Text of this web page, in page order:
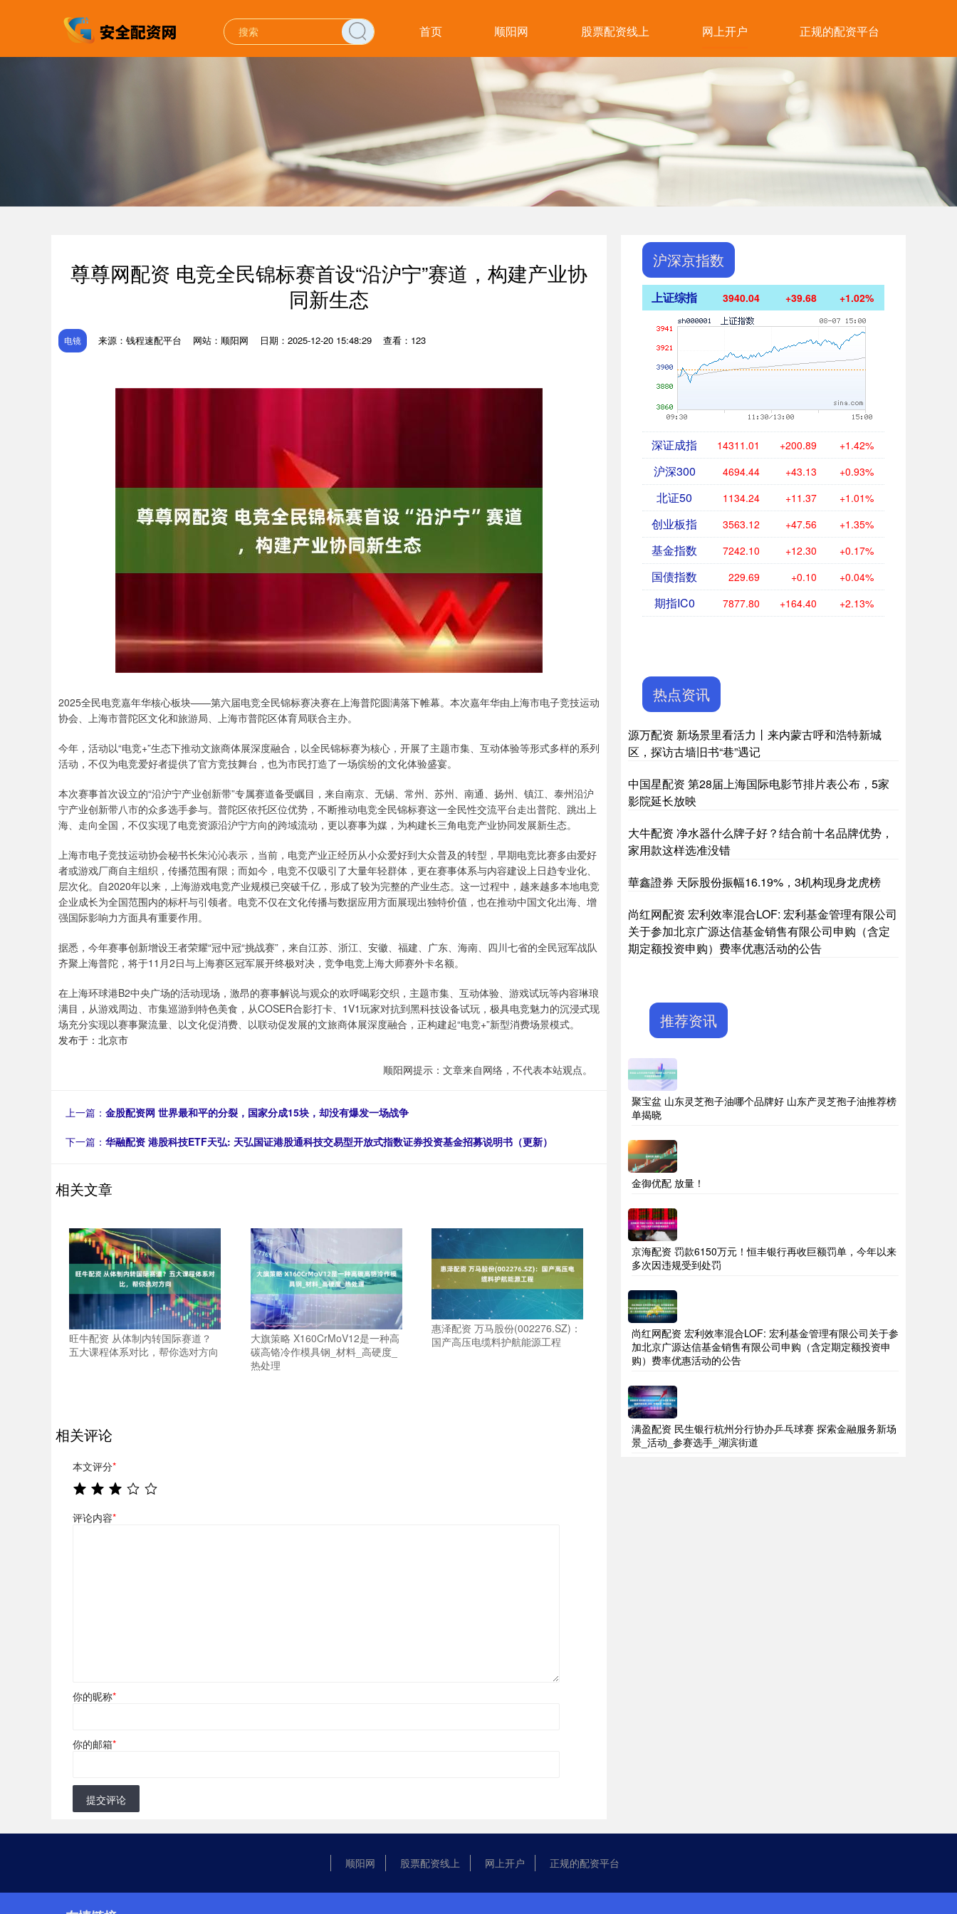
首页 顺阳网 股票配资线上 网上开户 正规的配资平台
尊尊网配资 电竞全民锦标赛首设“沿沪宁”赛道，构建产业协
同新生态
电镜 来源：钱程速配平台 网站：顺阳网 日期：2025-12-20 15:48:29 查看：123
2025全民电竞嘉年华核心板块——第六届电竞全民锦标赛决赛在上海普陀圆满落下帷幕。本次嘉年华由上海市电子竞技运动
协会、上海市普陀区文化和旅游局、上海市普陀区体育局联合主办。
今年，活动以“电竞+”生态下推动文旅商体展深度融合，以全民锦标赛为核心，开展了主题市集、互动体验等形式多样的系列
活动，不仅为电竞爱好者提供了官方竞技舞台，也为市民打造了一场缤纷的文化体验盛宴。
本次赛事首次设立的“沿沪宁产业创新带”专属赛道备受瞩目，来自南京、无锡、常州、苏州、南通、扬州、镇江、泰州沿沪
宁产业创新带八市的众多选手参与。普陀区依托区位优势，不断推动电竞全民锦标赛这一全民性交流平台走出普陀、跳出上
海、走向全国，不仅实现了电竞资源沿沪宁方向的跨域流动，更以赛事为媒，为构建长三角电竞产业协同发展新生态。
上海市电子竞技运动协会秘书长朱沁沁表示，当前，电竞产业正经历从小众爱好到大众普及的转型，早期电竞比赛多由爱好
者或游戏厂商自主组织，传播范围有限；而如今，电竞不仅吸引了大量年轻群体，更在赛事体系与内容建设上日趋专业化、
层次化。自2020年以来，上海游戏电竞产业规模已突破千亿，形成了较为完整的产业生态。这一过程中，越来越多本地电竞
企业成长为全国范围内的标杆与引领者。电竞不仅在文化传播与数据应用方面展现出独特价值，也在推动中国文化出海、增
强国际影响力方面具有重要作用。
据悉，今年赛事创新增设王者荣耀“冠中冠“挑战赛”，来自江苏、浙江、安徽、福建、广东、海南、四川七省的全民冠军战队
齐聚上海普陀，将于11月2日与上海赛区冠军展开终极对决，竞争电竞上海大师赛外卡名额。
在上海环球港B2中央广场的活动现场，激昂的赛事解说与观众的欢呼喝彩交织，主题市集、互动体验、游戏试玩等内容琳琅
满目，从游戏周边、市集巡游到特色美食，从COSER合影打卡、1V1玩家对抗到黑科技设备试玩，极具电竞魅力的沉浸式现
场充分实现以赛事聚流量、以文化促消费、以联动促发展的文旅商体展深度融合，正构建起“电竞+”新型消费场景模式。
发布于：北京市
顺阳网提示：文章来自网络，不代表本站观点。
上一篇： 金股配资网 世界最和平的分裂，国家分成15块，却没有爆发一场战争
下一篇： 华融配资 港股科技ETF天弘: 天弘国证港股通科技交易型开放式指数证券投资基金招募说明书（更新）
相关文章
旺牛配资 从体制内转国际赛道？
五大课程体系对比，帮你选对方向
大旗策略 X160CrMoV12是一种高
碳高铬冷作模具钢_材料_高硬度_
热处理
惠泽配资 万马股份(002276.SZ)：
国产高压电缆料护航能源工程
相关评论
本文评分*
评论内容*
你的昵称*
你的邮箱*
提交评论
沪深京指数
上证综指 3940.04 +39.68 +1.02%
深证成指 14311.01 +200.89 +1.42%
沪深300 4694.44 +43.13 +0.93%
北证50 1134.24 +11.37 +1.01%
创业板指 3563.12 +47.56 +1.35%
基金指数 7242.10 +12.30 +0.17%
国债指数 229.69 +0.10 +0.04%
期指IC0 7877.80 +164.40 +2.13%
热点资讯
源万配资 新场景里看活力丨来内蒙古呼和浩特新城
区，探访古墙旧书“巷”遇记
中国星配资 第28届上海国际电影节排片表公布，5家
影院延长放映
大牛配资 净水器什么牌子好？结合前十名品牌优势，
家用款这样选准没错
華鑫證券 天际股份振幅16.19%，3机构现身龙虎榜
尚红网配资 宏利效率混合LOF: 宏利基金管理有限公司
关于参加北京广源达信基金销售有限公司申购（含定
期定额投资申购）费率优惠活动的公告
推荐资讯
聚宝盆 山东灵芝孢子油哪个品牌好 山东产灵芝孢子油推荐榜
单揭晓
金御优配 放量！
京海配资 罚款6150万元！恒丰银行再收巨额罚单，今年以来
多次因违规受到处罚
尚红网配资 宏利效率混合LOF: 宏利基金管理有限公司关于参
加北京广源达信基金销售有限公司申购（含定期定额投资申
购）费率优惠活动的公告
满盈配资 民生银行杭州分行协办乒乓球赛 探索金融服务新场
景_活动_参赛选手_湖滨街道
顺阳网 股票配资线上 网上开户 正规的配资平台